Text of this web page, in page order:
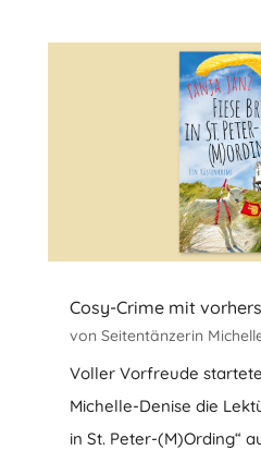
Cosy-Crime mit
von Seitentänzerin
Voller Vorfreude
Michelle-Denise die
in St. Peter-(M)Ording“